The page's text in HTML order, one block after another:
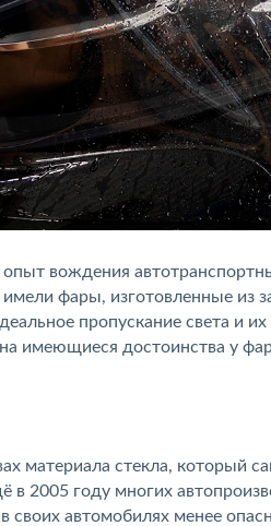
вождения
фары, изготовленные из
пропускание света и
имеющиеся достоинства у
материала стекла, который
2005 году многих
своих автомобилях менее